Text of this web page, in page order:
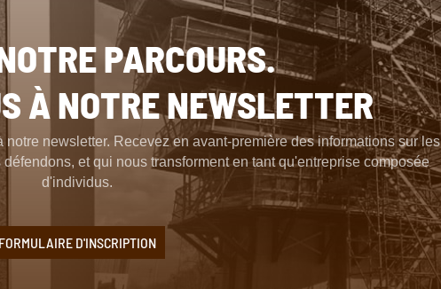
PARCOURS.
À NOTRE NEWSLETTER
newsletter. Recevez en avant-première des informations sur les
et qui nous transforment en tant qu'entreprise composée
d'individus.
FORMULAIRE D'INSCRIPTION